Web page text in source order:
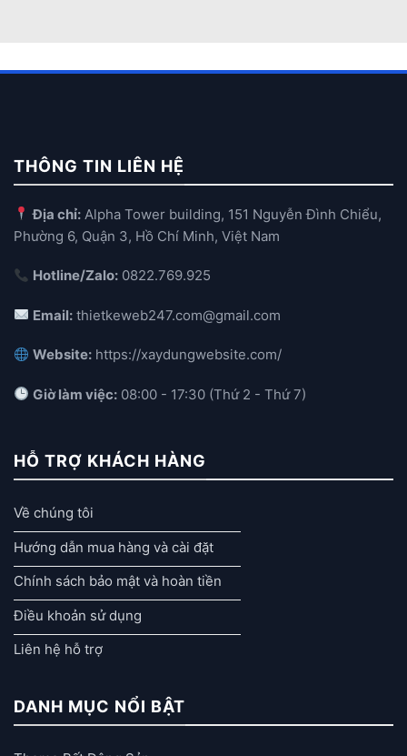
THÔNG TIN LIÊN HỆ
Địa chỉ: Alpha Tower building, 151 Nguyễn Đình Chiểu,
Phường 6, Quận 3, Hồ Chí Minh, Việt Nam
Hotline/Zalo: 0822.769.925
Email: thietkeweb247.com@gmail.com
Website: https://xaydungwebsite.com/
Giờ làm việc: 08:00 - 17:30 (Thứ 2 - Thứ 7)
HỖ TRỢ KHÁCH HÀNG
Về chúng tôi
Hướng dẫn mua hàng và cài đặt
Chính sách bảo mật và hoàn tiền
Điều khoản sử dụng
Liên hệ hỗ trợ
DANH MỤC NỔI BẬT